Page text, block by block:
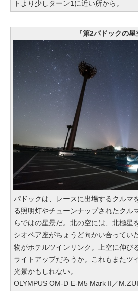
トより少しターン1に近い所から。
『第2パドックの星
パドックは、レースに出場するクルマ
る照明灯やチューンナップされたクル
らではの星景だ。北の空には、北極星
シオペア座がちょうど向かい合ってい
物がホテルツインリンク。上空に伸び
ライトアップだろうか。これもまたツ
光景かもしれない。
OLYMPUS OM-D E-M5 Mark II／